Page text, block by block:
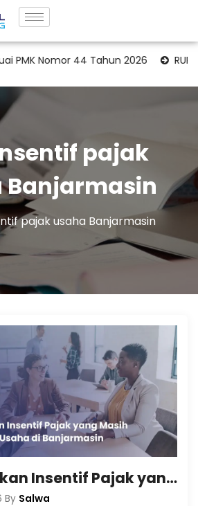
Nomor 44 Tahun 2026 RUPS
pajak
Banjarmasin
pajak usaha Banjarmasin
Memanfaatkan Insentif Pajak yang Masih Berlaku untuk Usaha di Banjarmasin
By Salwa